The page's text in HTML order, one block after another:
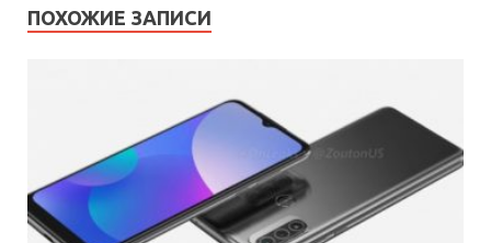
ПОХОЖИЕ ЗАПИСИ